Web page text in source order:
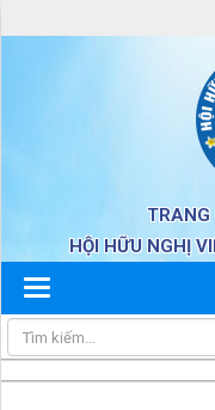
TRANG
HỘI HỮU NGHỊ